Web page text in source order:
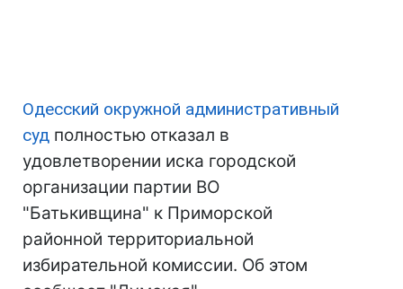
Одесский окружной административный
суд полностью отказал в
удовлетворении иска городской
организации партии ВО
"Батькивщина" к Приморской
районной территориальной
избирательной комиссии. Об этом